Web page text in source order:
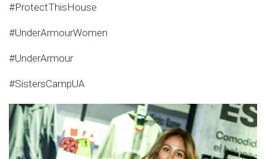
#ProtectThisHouse
#UnderArmourWomen
#UnderArmour
#SistersCampUA